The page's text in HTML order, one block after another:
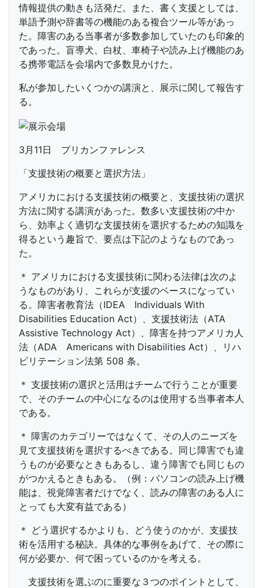
情報提供の動きも活発だ。また、書く支援としては、
単語予測や辞書等の機能のある複合ツール等があっ
た。障害のある当事者が多数参加していたのも印象的
であった。盲導犬、白杖、車椅子や読み上げ機能のあ
る携帯電話を会場内で多数見かけた。
私が参加したいくつかの講演と、展示に関して報告す
る。
3月11日 プリカンファレンス
「支援技術の概要と選択方法」
アメリカにおける支援技術の概要と、支援技術の選択
方法に関する講演があった。数多い支援技術の中か
ら、効率よく適切な支援技術を選択するための知識を
得るという趣旨で、要点は下記のようなものであっ
た。
＊ アメリカにおける支援技術に関わる法律は次のよ
うなものがあり、これらが支援のベースになってい
る。障害者教育法（IDEA Individuals With
Disabilities Education Act）、支援技術法（ATA
Assistive Technology Act）、障害を持つアメリカ人
法（ADA Americans with Disabilities Act）、リハ
ビリテーション法第 508 条。
＊ 支援技術の選択と活用はチームで行うことが重要
で、そのチームの中心になるのは使用する当事者本人
である。
＊ 障害のカテゴリーではなくて、その人のニーズを
見て支援技術を選択するべきである。同じ障害でも違
うものが必要なときもあるし、違う障害でも同じもの
がつかえるときもある。（例：パソコンの読み上げ機
能は、視覚障害者だけでなく、読みの障害のある人に
とっても大変有益である）
＊ どう選択するかよりも、どう使うのかが、支援技
術を活用する秘訣。具体的な事例をあげて、その際に
何が必要か、何で困っているのかを考える。
支援技術を選ぶのに重要な３つのポイントとして、